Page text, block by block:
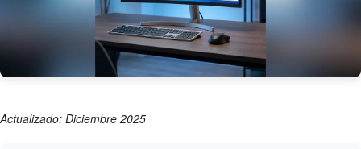
Actualizado: Diciembre 2025